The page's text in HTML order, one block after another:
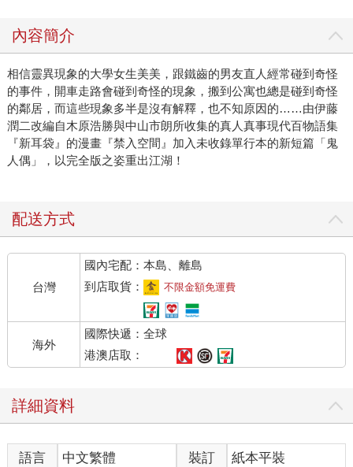
內容簡介
相信靈異現象的大學女生美美，跟鐵齒的男友直人經常碰到奇怪
的事件，開車走路會碰到奇怪的現象，搬到公寓也總是碰到奇怪
的鄰居，而這些現象多半是沒有解釋，也不知原因的……由伊藤
潤二改編自木原浩勝與中山市朗所收集的真人真事現代百物語集
『新耳袋』的漫畫『禁入空間』加入未收錄單行本的新短篇「鬼
人偶」，以完全版之姿重出江湖！
配送方式
台灣
國內宅配：本島、離島
到店取貨：
不限金額免運費
海外
國際快遞：全球
港澳店取：
詳細資料
語言 中文繁體 裝訂
紙本平裝